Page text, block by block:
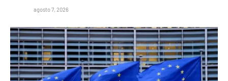
agosto 7, 2026